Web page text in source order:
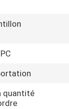
quantité